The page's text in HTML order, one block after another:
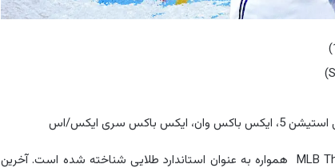
در میان بازی‌های شبیه‌ساز بیسبال، سریMLB The Show همواره به عنوان استاندارد طلایی شناخته شده است. آخرین